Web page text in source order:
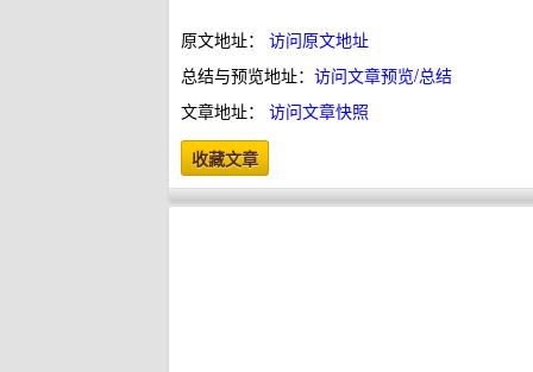
原文地址： 访问原文地址
总结与预览地址： 访问文章预览/总结
文章地址： 访问文章快照